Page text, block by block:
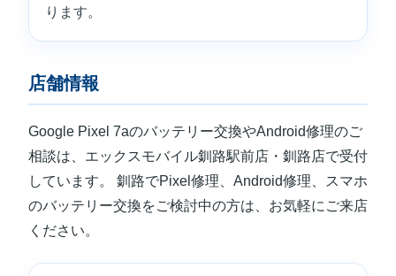
ります。
店舗情報
Google Pixel 7aのバッテリー交換やAndroid修理のご
相談は、エックスモバイル釧路駅前店・釧路店で受付
しています。 釧路でPixel修理、Android修理、スマホ
のバッテリー交換をご検討中の方は、お気軽にご来店
ください。